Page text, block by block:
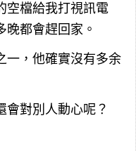
空檔給我打視訊電
都會趕回家。
一，他確實沒有多余
會對別人動心呢？